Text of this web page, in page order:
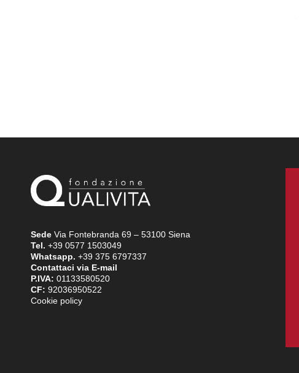
Sede Via Fontebranda 69 – 53100 Siena
Tel. +39 0577 1503049
Whatsapp. +39 375 6797337
Contattaci via E-mail
P.IVA: 01133580520
CF: 92036950522
Cookie policy